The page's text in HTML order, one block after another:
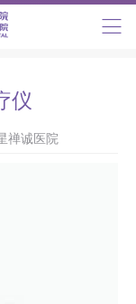
仪
禅诚医院